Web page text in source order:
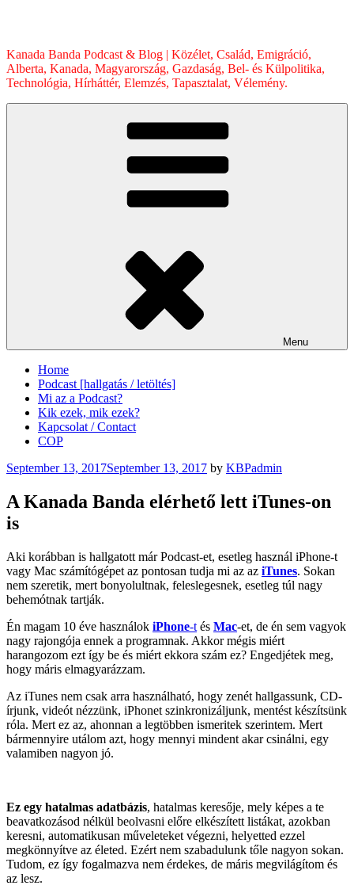
Kanada Banda Podcast & Blog | Közélet, Család, Emigráció,
Alberta, Kanada, Magyarország, Gazdaság, Bel- és Külpolitika,
Technológia, Hírháttér, Elemzés, Tapasztalat, Vélemény.
Menu
Home
Podcast [hallgatás / letöltés]
Mi az a Podcast?
Kik ezek, mik ezek?
Kapcsolat / Contact
COP
Posted
September 13, 2017September 13, 2017 by KBPadmin
A Kanada Banda elérhető lett iTunes-on
is
Aki korábban is hallgatott már Podcast-et, esetleg használ iPhone-t
vagy Mac számítógépet az pontosan tudja mi az az iTunes. Sokan
nem szeretik, mert bonyolultnak, feleslegesnek, esetleg túl nagy
behemótnak tartják.
Én magam 10 éve használok iPhone-t és Mac-et, de én sem vagyok
nagy rajongója ennek a programnak. Akkor mégis miért
harangozom ezt így be és miért ekkora szám ez? Engedjétek meg,
hogy máris elmagyarázzam.
Az iTunes nem csak arra használható, hogy zenét hallgassunk, CD-
írjunk, videót nézzünk, iPhonet szinkronizáljunk, mentést készítsünk
róla. Mert ez az, ahonnan a legtöbben ismeritek szerintem. Mert
bármennyire utálom azt, hogy mennyi mindent akar csinálni, egy
valamiben nagyon jó.
Ez egy hatalmas adatbázis, hatalmas keresője, mely képes a te
beavatkozásod nélkül beolvasni előre elkészített listákat, azokban
keresni, automatikusan műveleteket végezni, helyetted ezzel
megkönnyítve az életed. Ezért nem szabadulunk tőle nagyon sokan.
Tudom, ez így fogalmazva nem érdekes, de máris megvilágítom és
az lesz.